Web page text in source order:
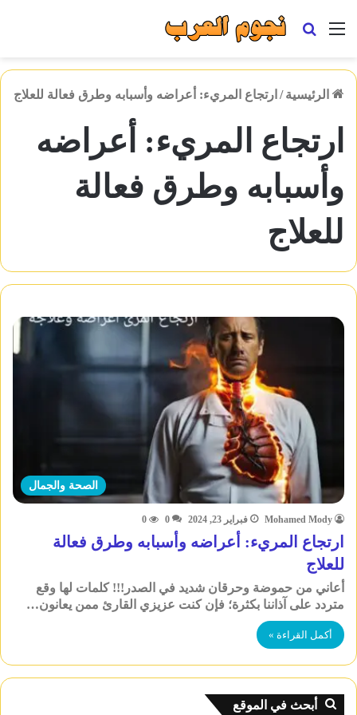
القائمة بحث
الرئيسية / ارتجاع المريء: أعراضه وأسبابه وطرق فعالة للعلاج
ارتجاع المريء: أعراضه
وأسبابه وطرق فعالة
للعلاج
الصحة والجمال
Mohamed Mody فبراير 23, 2024 0
0
ارتجاع المريء: أعراضه وأسبابه وطرق فعالة
للعلاج
أعاني من حموضة وحرقان شديد في الصدر!!! كلمات لها وقع
متردد على آذاننا بكثرة؛ فإن كنت عزيزي القارئ ممن يعانون…
أكمل القراءة »
أبحث في الموقع